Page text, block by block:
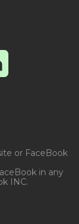
or FaceBook
in any
INC.